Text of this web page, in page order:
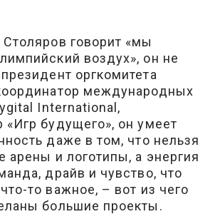
говорит «мы
воздух», он не
оргкомитета
международных
International,
«Игр будущего», он умеет
даже в том, что нельзя
арены и логотипы, а энергия
драйв и чувство, что
то важное, – вот из чего
большие проекты.